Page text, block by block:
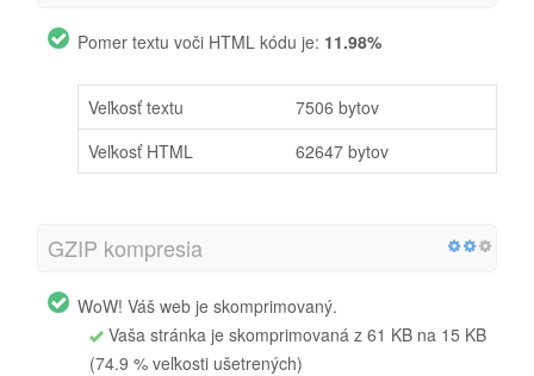
Pomer textu voči HTML kódu je: 11.98%
Veľkosť textu
7506 bytov
Veľkosť HTML
62647 bytov
GZIP kompresia
WoW! Váš web je skomprimovaný.
Vaša stránka je skomprimovaná z 61 KB na 15 KB
(74.9 % veľkosti ušetrených)